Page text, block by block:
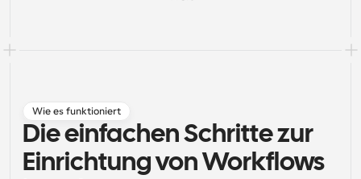
Supercharged Planung mit KI-gestützten Anrufen
Nachrichten und Updates.
Sofortige Besprechungen
Treffen Sie sich in wenigen Minuten mit Kunden
Wie es funktioniert
Die einfachen Schritte zur
Einrichtung von Workflows